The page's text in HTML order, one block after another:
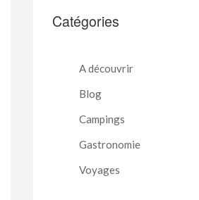
Catégories
A découvrir
Blog
Campings
Gastronomie
Voyages